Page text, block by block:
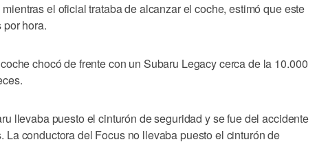
el oficial trataba de alcanzar el coche, estimó que este
hora.
chocó de frente con un Subaru Legacy cerca de la 10.000
llevaba puesto el cinturón de seguridad y se fue del accidente
La conductora del Focus no llevaba puesto el cinturón de